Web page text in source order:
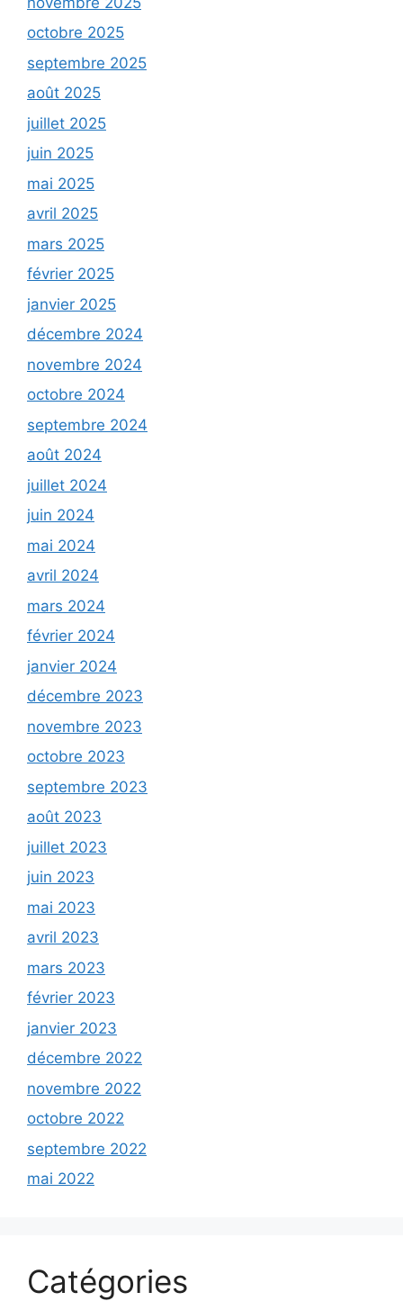
octobre 2025
septembre 2025
août 2025
juillet 2025
juin 2025
mai 2025
avril 2025
mars 2025
février 2025
janvier 2025
décembre 2024
novembre 2024
octobre 2024
septembre 2024
août 2024
juillet 2024
juin 2024
mai 2024
avril 2024
mars 2024
février 2024
janvier 2024
décembre 2023
novembre 2023
octobre 2023
septembre 2023
août 2023
juillet 2023
juin 2023
mai 2023
avril 2023
mars 2023
février 2023
janvier 2023
décembre 2022
novembre 2022
octobre 2022
septembre 2022
mai 2022
Catégories